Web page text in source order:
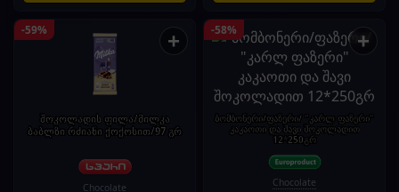
-59% +
შოკოლადის ფილა/მილკა
ბაბლზი რძიანი ქოქოსით/97 გრ
Chocolate
-58% +
ბომბონერი/ფაზერი/ "კარლ ფაზერი"
კაკაოთი და შავი შოკოლადით
12*250გრ
Chocolate